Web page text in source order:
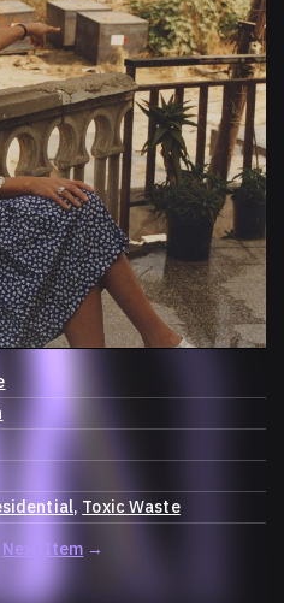
Toxic Waste
Next Item →